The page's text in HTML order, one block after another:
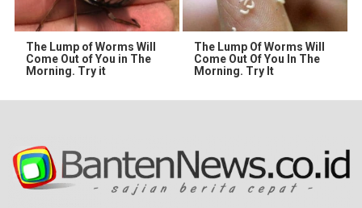
The Lump of Worms Will
Come Out of You in The
Morning. Try it
The Lump Of Worms Will
Come Out Of You In The
Morning. Try It